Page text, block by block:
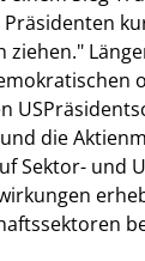
Präsidenten
ziehen."
die
Sektor- und